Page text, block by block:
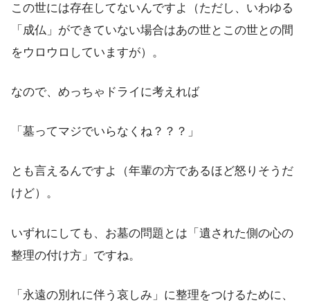
この世には存在してないんですよ（ただし、いわゆる
「成仏」ができていない場合はあの世とこの世との間
をウロウロしていますが）。
なので、めっちゃドライに考えれば
「墓ってマジでいらなくね？？？」
とも言えるんですよ（年輩の方であるほど怒りそうだ
けど）。
いずれにしても、お墓の問題とは「遺された側の心の
整理の付け方」ですね。
「永遠の別れに伴う哀しみ」に整理をつけるために、